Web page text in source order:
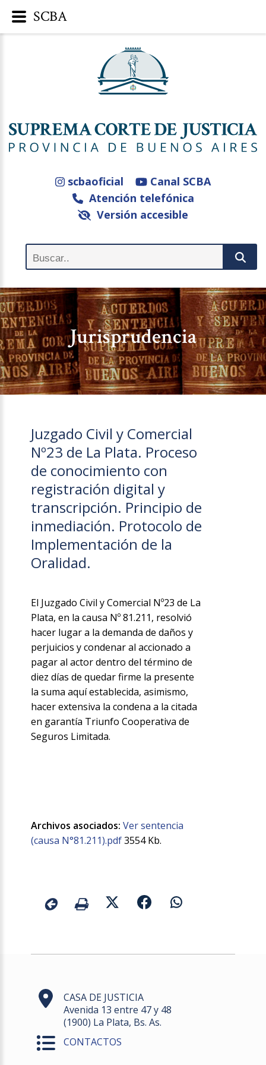
scbaoficial
Canal SCBA
Atención telefónica
Versión accesible
Jurisprudencia
Juzgado Civil y Comercial
Nº23 de La Plata. Proceso
de conocimiento con
registración digital y
transcripción. Principio de
inmediación. Protocolo de
Implementación de la
Oralidad.
El Juzgado Civil y Comercial Nº23 de La
Plata, en la causa Nº 81.211, resolvió
hacer lugar a la demanda de daños y
perjuicios y condenar al accionado a
pagar al actor dentro del término de
diez días de quedar firme la presente
la suma aquí establecida, asimismo,
hacer extensiva la condena a la citada
en garantía Triunfo Cooperativa de
Seguros Limitada.
Archivos asociados: Ver sentencia
(causa N°81.211).pdf3554 Kb.
CASA DE JUSTICIA
Avenida 13 entre 47 y 48
(1900) La Plata, Bs. As.
CONTACTOS
SCBA